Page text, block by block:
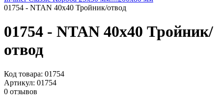
01754 - NTAN 40x40 Тройник/отвод
01754 - NTAN 40x40 Тройник/
отвод
Код товара: 01754
Артикул: 01754
0 отзывов